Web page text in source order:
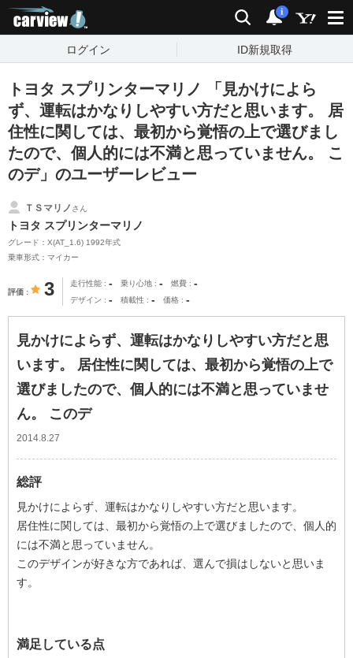
検索 通知
i
ログイン ID新規取得
トヨタ スプリンターマリノ 「見かけによら
ず、運転はかなりしやすい方だと思います。 居
住性に関しては、最初から覚悟の上で選びまし
たので、個人的には不満と思っていません。 こ
のデ」のユーザーレビュー
ＴＳマリノ さん
トヨタ スプリンターマリノ
グレード：X(AT_1.6) 1992年式
乗車形式：マイカー
評価 3 走行性能 - 乗り心地 - 燃費 -
デザイン - 積載性 - 価格 -
見かけによらず、運転はかなりしやすい方だと思
います。 居住性に関しては、最初から覚悟の上で
選びましたので、個人的には不満と思っていませ
ん。 このデ
2014.8.27
総評
見かけによらず、運転はかなりしやすい方だと思います。
居住性に関しては、最初から覚悟の上で選びましたので、個人的
には不満と思っていません。
このデザインが好きな方であれば、選んで損はしないと思いま
す。
満足している点